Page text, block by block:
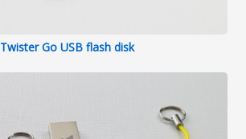
Twister Go USB flash disk